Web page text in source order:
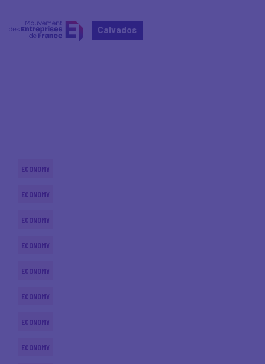
Calvados
ECONOMY
ECONOMY
ECONOMY
ECONOMY
ECONOMY
ECONOMY
ECONOMY
ECONOMY